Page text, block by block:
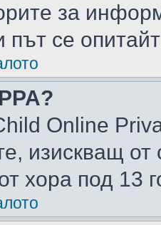
за
път се
Online
изискващ от
хора под 13